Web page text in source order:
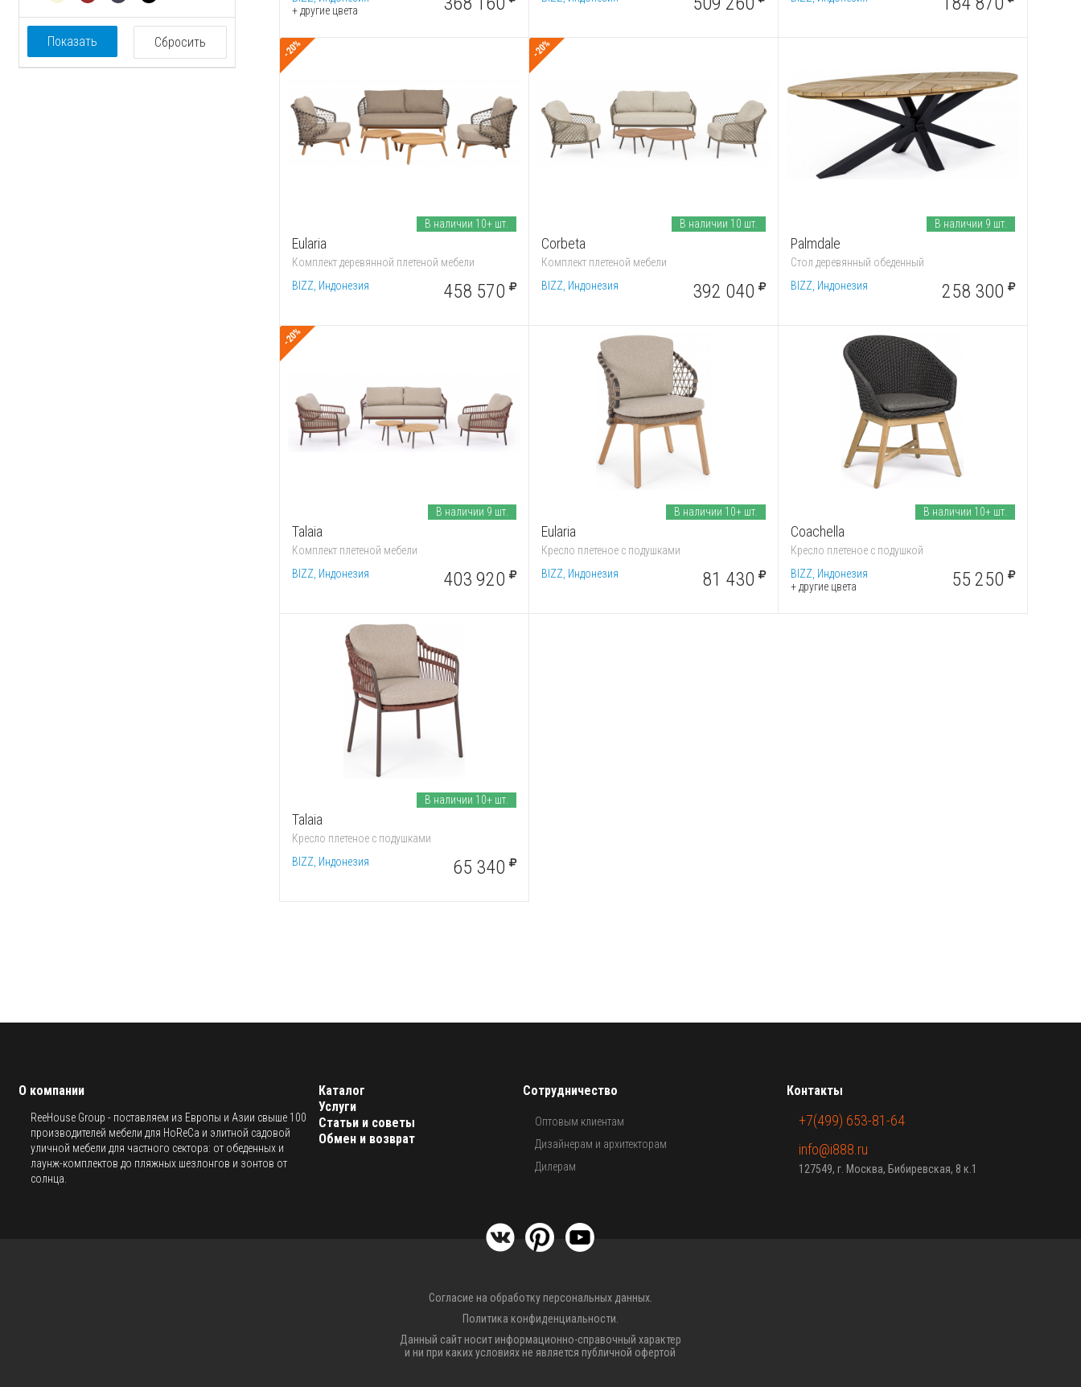
Показать Сбросить
+ другие цвета
-20%
Eularia
Комплект деревянной плетеной мебели
BIZZ, Индонезия
В наличии 10+ шт.
458 570
-20%
Corbeta
Комплект плетеной мебели
BIZZ, Индонезия
В наличии 10 шт.
392 040
Palmdale
Стол деревянный обеденный
BIZZ, Индонезия
В наличии 9 шт.
258 300
-20%
Talaia
Комплект плетеной мебели
BIZZ, Индонезия
В наличии 9 шт.
403 920
Eularia
Кресло плетеное с подушками
BIZZ, Индонезия
В наличии 10+ шт.
81 430
Coachella
Кресло плетеное с подушкой
BIZZ, Индонезия
+ другие цвета
В наличии 10+ шт.
55 250
Talaia
Кресло плетеное с подушками
BIZZ, Индонезия
В наличии 10+ шт.
65 340
О компании
ReeHouse Group - поставляем из Европы и Азии свыше 100
производителей мебели для HoReCa и элитной садовой
уличной мебели для частного сектора: от обеденных и
лаунж-комплектов до пляжных шезлонгов и зонтов от
солнца.
Каталог
Услуги
Статьи и советы
Обмен и возврат
Сотрудничество
Оптовым клиентам
Дизайнерам и архитекторам
Дилерам
Контакты
+7(499) 653-81-64
info@i888.ru
127549, г. Москва, Бибиревская, 8 к.1
Согласие на обработку персональных данных.
Политика конфиденциальности.
Данный сайт носит информационно-справочный характер
и ни при каких условиях не является публичной офертой